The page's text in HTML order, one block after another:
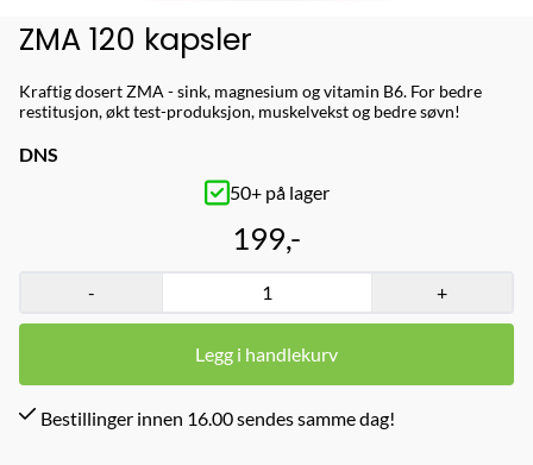
ZMA 120 kapsler
Kraftig dosert ZMA - sink, magnesium og vitamin B6. For bedre
restitusjon, økt test-produksjon, muskelvekst og bedre søvn!
DNS
50+ på lager
199,-
- +
Legg i handlekurv
Bestillinger innen 16.00 sendes samme dag!